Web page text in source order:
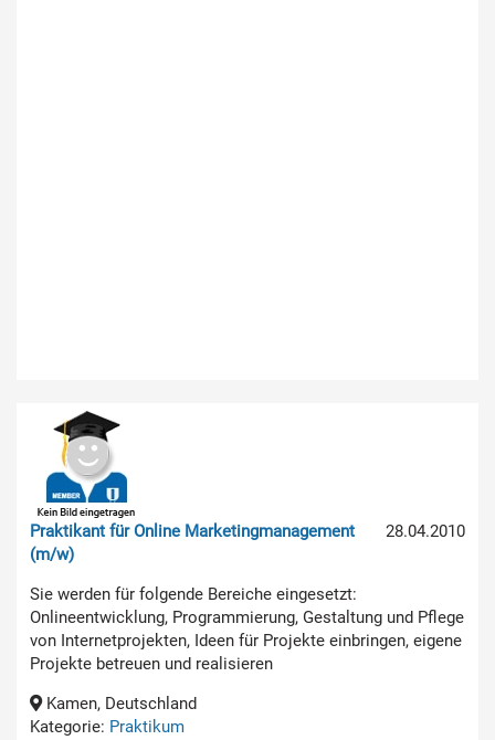
28.04.2010
Praktikant für Online Marketingmanagement
(m/w)
Sie werden für folgende Bereiche eingesetzt:
Onlineentwicklung, Programmierung, Gestaltung und Pflege
von Internetprojekten, Ideen für Projekte einbringen, eigene
Projekte betreuen und realisieren
Kamen, Deutschland
Kategorie: Praktikum